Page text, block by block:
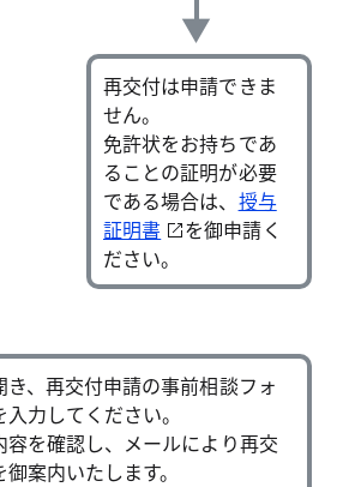
再交付は申請できま
せん。
免許状をお持ちであ
ることの証明が必要
である場合は、 授与
証明書
を御申請く
ださい。
、再交付申請の事前相談フォ
力してください。
容を確認し、メールにより再交
案内いたします。